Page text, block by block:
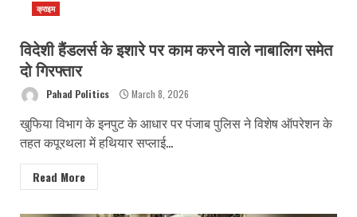
क्राइम
विदेशी हैंडलर्स के इशारे पर काम करने वाले नाबालिग समेत
दो गिरफ्तार
Pahad Politics March 8, 2026
खुफिया विभाग के इनपुट के आधार पर पंजाब पुलिस ने विशेष ऑपरेशन के
तहत कपूरथला में हथियार सप्लाई...
Read More